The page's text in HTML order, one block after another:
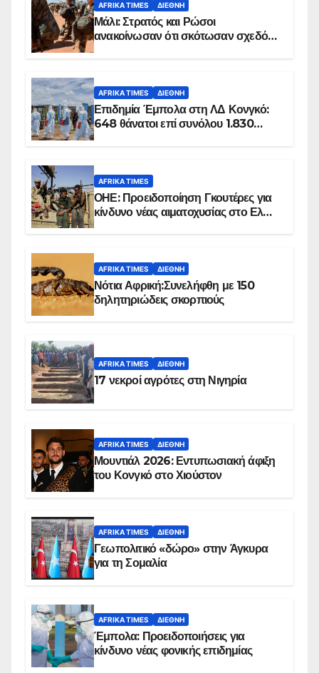
AFRIKA TIMES ΔΙΕΘΝΉ
Μάλι: Στρατός και Ρώσοι
ανακοίνωσαν ότι σκότωσαν σχεδόν
AFRIKA TIMES ΔΙΕΘΝΉ
Επιδημία Έμπολα στη ΛΔ Κονγκό:
648 θάνατοι επί συνόλου 1.830
AFRIKA TIMES
ΟΗΕ: Προειδοποίηση Γκουτέρες για
κίνδυνο νέας αιματοχυσίας στο Ελ
AFRIKA TIMES ΔΙΕΘΝΉ
Νότια Αφρική:Συνελήφθη με 150
δηλητηριώδεις σκορπιούς
AFRIKA TIMES ΔΙΕΘΝΉ
17 νεκροί αγρότες στη Νιγηρία
AFRIKA TIMES ΔΙΕΘΝΉ
Μουντιάλ 2026: Εντυπωσιακή άφιξη
του Κονγκό στο Χιούστον
AFRIKA TIMES ΔΙΕΘΝΉ
Γεωπολιτικό «δώρο» στην Άγκυρα
για τη Σομαλία
AFRIKA TIMES ΔΙΕΘΝΉ
Έμπολα: Προειδοποιήσεις για
κίνδυνο νέας φονικής επιδημίας